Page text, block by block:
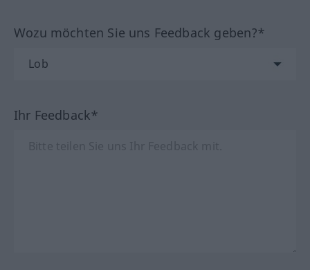
Wozu möchten Sie uns Feedback geben?*
Ihr Feedback*